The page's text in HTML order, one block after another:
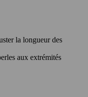
la longueur des
aux extrémités